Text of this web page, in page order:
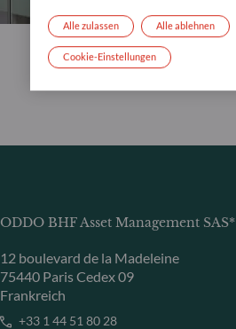
ODDO BHF Asset Management SAS*
12 boulevard de la Madeleine
75440 Paris Cedex 09
Frankreich
+33 1 44 51 80 28
Alle ablehnen
Alle zulassen
Cookie-Einstellungen